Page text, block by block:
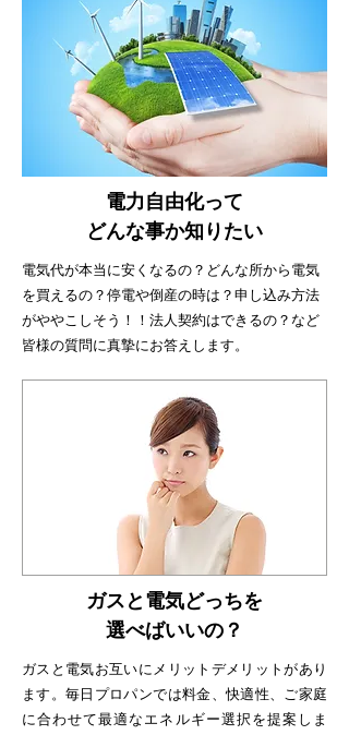
ガスと電気お互いにメリットデメリットがあり
ます。毎日プロパンでは料金、快適性、ご家庭
に合わせて最適なエネルギー選択を提案しま
ガスと電気どっちを
選べばいいの？
電力自由化って
どんな事か知りたい
​電気代が本当に安くなるの？どんな所から電気
を買えるの？停電や倒産の時は？申し込み方法
がややこしそう！！法人契約はできるの？など
皆様の質問に真摯にお答えします。